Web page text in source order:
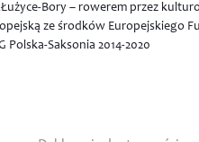
Bory – rowerem przez
ze środków Europejskiego
Polska-Saksonia 2014-2020